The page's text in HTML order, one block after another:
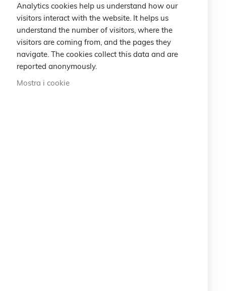
Contattaci
Crea un Account
International
Analytics cookies help us understand how our
visitors interact with the website. It helps us
understand the number of visitors, where the
visitors are coming from, and the pages they
navigate. The cookies collect this data and are
reported anonymously.
Mostra i cookie